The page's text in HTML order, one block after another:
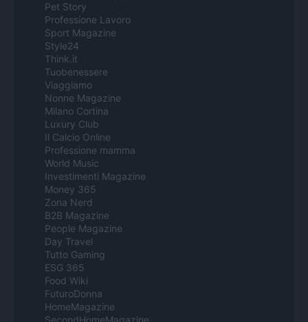
Pet Story
Professione Lavoro
Sport Magazine
Style24
Think.it
Tuobenessere
Viaggiamo
Nonne Magazine
Milano Cortina
Luxury Club
Il Calcio Online
Professione mamma
World Music
Investimenti Magazine
Money 365
Zona Nerd
B2B Magazine
People Magazine
Day Travel
Tutto Gaming
ESG 365
Food Wiki
FuturoDonna
HomeMagazine
SecondHomeMagazine